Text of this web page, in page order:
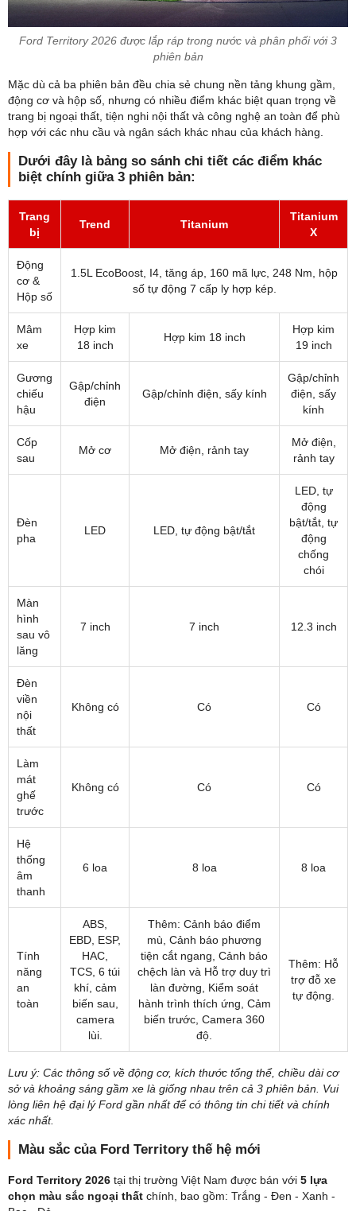
Ford Territory 2026 được lắp ráp trong nước và phân phối với 3
phiên bản
Mặc dù cả ba phiên bản đều chia sẻ chung nền tảng khung gầm,
động cơ và hộp số, nhưng có nhiều điểm khác biệt quan trọng về
trang bị ngoại thất, tiện nghi nội thất và công nghệ an toàn để phù
hợp với các nhu cầu và ngân sách khác nhau của khách hàng.
Dưới đây là bảng so sánh chi tiết các điểm khác
biệt chính giữa 3 phiên bản:
Trang
bị
Trend Titanium
Titanium
X
Động
cơ &
Hộp số
1.5L EcoBoost, I4, tăng áp, 160 mã lực, 248 Nm, hộp
số tự động 7 cấp ly hợp kép.
Mâm
xe
Hợp kim
18 inch
Hợp kim 18 inch
Hợp kim
19 inch
Gương
chiếu
hậu
Gập/chỉnh
điện
Gập/chỉnh điện, sấy kính
Gập/chỉnh
điện, sấy
kính
Cốp
sau
Mở cơ Mở điện, rảnh tay
Mở điện,
rảnh tay
Đèn
pha
LED LED, tự động bật/tắt
LED, tự
động
bật/tắt, tự
động
chống
chói
Màn
hình
sau vô
lăng
7 inch 7 inch 12.3 inch
Đèn
viền
nội
thất
Không có Có Có
Làm
mát
ghế
trước
Không có Có Có
Hệ
thống
âm
thanh
6 loa 8 loa 8 loa
Tính
năng
an
toàn
ABS,
EBD, ESP,
HAC,
TCS, 6 túi
khí, cảm
biến sau,
camera
lùi.
Thêm: Cảnh báo điểm
mù, Cảnh báo phương
tiện cắt ngang, Cảnh báo
chệch làn và Hỗ trợ duy trì
làn đường, Kiểm soát
hành trình thích ứng, Cảm
biến trước, Camera 360
độ.
Thêm: Hỗ
trợ đỗ xe
tự động.
Lưu ý: Các thông số về động cơ, kích thước tổng thể, chiều dài cơ
sở và khoảng sáng gầm xe là giống nhau trên cả 3 phiên bản. Vui
lòng liên hệ đại lý Ford gần nhất để có thông tin chi tiết và chính
xác nhất.
Màu sắc của Ford Territory thế hệ mới
Ford Territory 2026 tại thị trường Việt Nam được bán với 5 lựa
chọn màu sắc ngoại thất chính, bao gồm: Trắng - Đen - Xanh -